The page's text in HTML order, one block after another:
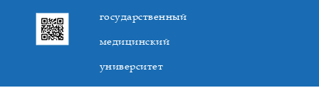
государственный
медицинский
университет